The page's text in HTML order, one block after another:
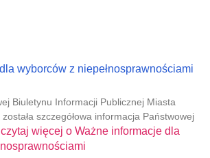
wyborców z niepełnosprawnościami
Biuletynu Informacji Publicznej Miasta
szczegółowa informacja Państwowej
czytaj więcej o Ważne informacje dla